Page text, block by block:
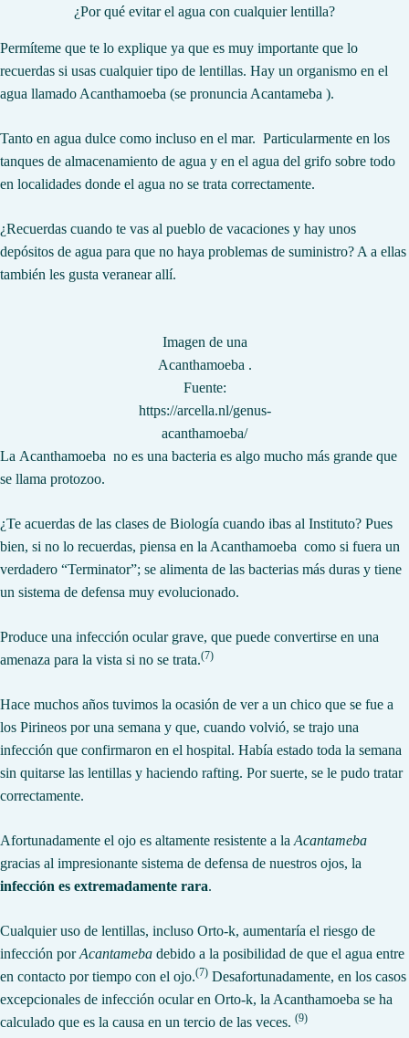
¿Por qué evitar el agua con cualquier lentilla?
Permíteme que te lo explique ya que es muy importante que lo
recuerdas si usas cualquier tipo de lentillas. Hay un organismo en el
agua llamado Acanthamoeba (se pronuncia Acantameba ).
Tanto en agua dulce como incluso en el mar. Particularmente en los
tanques de almacenamiento de agua y en el agua del grifo sobre todo
en localidades donde el agua no se trata correctamente.
¿Recuerdas cuando te vas al pueblo de vacaciones y hay unos
depósitos de agua para que no haya problemas de suministro? A a ellas
también les gusta veranear allí.
Imagen de una
Acanthamoeba .
Fuente:
https://arcella.nl/genus-
acanthamoeba/
La Acanthamoeba no es una bacteria es algo mucho más grande que
se llama protozoo.
¿Te acuerdas de las clases de Biología cuando ibas al Instituto? Pues
bien, si no lo recuerdas, piensa en la Acanthamoeba como si fuera un
verdadero “Terminator”; se alimenta de las bacterias más duras y tiene
un sistema de defensa muy evolucionado.
Produce una infección ocular grave, que puede convertirse en una
amenaza para la vista si no se trata.(7)
Hace muchos años tuvimos la ocasión de ver a un chico que se fue a
los Pirineos por una semana y que, cuando volvió, se trajo una
infección que confirmaron en el hospital. Había estado toda la semana
sin quitarse las lentillas y haciendo rafting. Por suerte, se le pudo tratar
correctamente.
Afortunadamente el ojo es altamente resistente a la Acantameba
gracias al impresionante sistema de defensa de nuestros ojos, la
infección es extremadamente rara.
Cualquier uso de lentillas, incluso Orto-k, aumentaría el riesgo de
infección porAcantameba debido a la posibilidad de que el agua entre
en contacto por tiempo con el ojo.(7) Desafortunadamente, en los casos
excepcionales de infección ocular en Orto-k, la Acanthamoeba se ha
calculado que es la causa en un tercio de las veces. (9)